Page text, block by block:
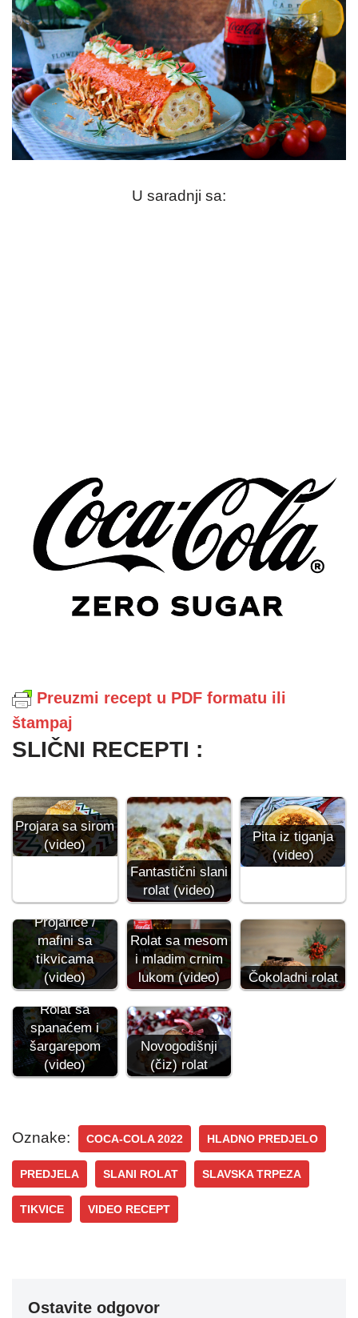
U saradnji sa:
Preuzmi recept u PDF formatu ili
štampaj
SLIČNI RECEPTI :
Projara sa sirom
(video)
Fantastični slani
rolat (video)
Pita iz tiganja
(video)
Projarice /
mafini sa
tikvicama
(video)
Rolat sa mesom
i mladim crnim
lukom (video)
Čokoladni rolat
Rolat sa
spanaćem i
šargarepom
(video)
Novogodišnji
(čiz) rolat
Oznake: COCA-COLA 2022 HLADNO PREDJELO
PREDJELA SLANI ROLAT SLAVSKA TRPEZA
TIKVICE VIDEO RECEPT
Ostavite odgovor